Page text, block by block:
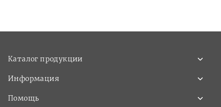
Каталог продукции
Информация
Помощь